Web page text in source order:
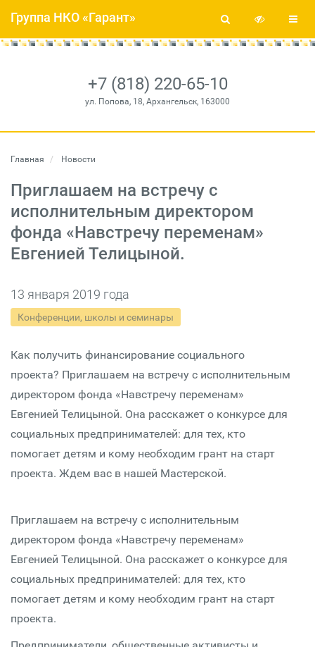
+7 (818) 220-65-10
ул. Попова, 18, Архангельск, 163000
Группа НКО «Гарант»
Главная Новости
Приглашаем на встречу с
исполнительным директором
фонда «Навстречу переменам»
Евгенией Телицыной.
13 января 2019 года
Конференции, школы и семинары
Как получить финансирование социального
проекта? Приглашаем на встречу с исполнительным
директором фонда «Навстречу переменам»
Евгенией Телицыной. Она расскажет о конкурсе для
социальных предпринимателей: для тех, кто
помогает детям и кому необходим грант на старт
проекта. Ждем вас в нашей Мастерской.
Приглашаем на встречу с исполнительным
директором фонда «Навстречу переменам»
Евгенией Телицыной. Она расскажет о конкурсе для
социальных предпринимателей: для тех, кто
помогает детям и кому необходим грант на старт
проекта.